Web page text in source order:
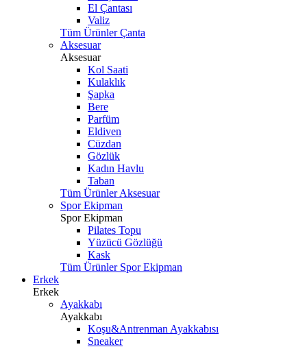
El Çantası
Valiz
Tüm Ürünler Çanta
Aksesuar
Aksesuar
Kol Saati
Kulaklık
Şapka
Bere
Parfüm
Eldiven
Cüzdan
Gözlük
Kadın Havlu
Taban
Tüm Ürünler Aksesuar
Spor Ekipman
Spor Ekipman
Pilates Topu
Yüzücü Gözlüğü
Kask
Tüm Ürünler Spor Ekipman
Erkek
Erkek
Ayakkabı
Ayakkabı
Koşu&Antrenman Ayakkabısı
Sneaker